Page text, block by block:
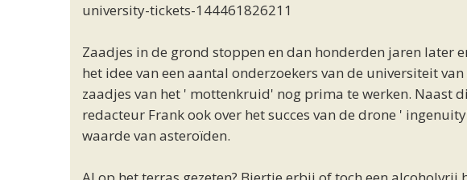
university-tickets-144461826211
Zaadjes in de grond stoppen en dan honderden jaren later
het idee van een aantal onderzoekers van de universiteit
zaadjes van het ' mottenkruid' nog prima te werken. Naast
redacteur Frank ook over het succes van de drone '
waarde van asteroïden.